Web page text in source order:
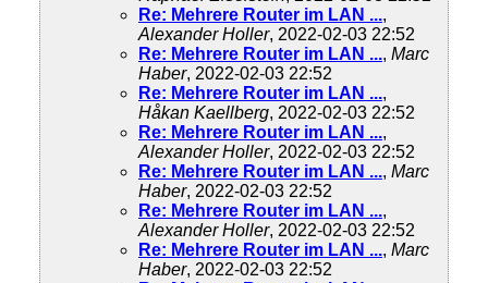
Re: Mehrere Router im LAN ...,
Alexander Holler, 2022-02-03 22:52
Re: Mehrere Router im LAN ..., Marc
Haber, 2022-02-03 22:52
Re: Mehrere Router im LAN ...,
Håkan Kaellberg, 2022-02-03 22:52
Re: Mehrere Router im LAN ...,
Alexander Holler, 2022-02-03 22:52
Re: Mehrere Router im LAN ..., Marc
Haber, 2022-02-03 22:52
Re: Mehrere Router im LAN ...,
Alexander Holler, 2022-02-03 22:52
Re: Mehrere Router im LAN ..., Marc
Haber, 2022-02-03 22:52